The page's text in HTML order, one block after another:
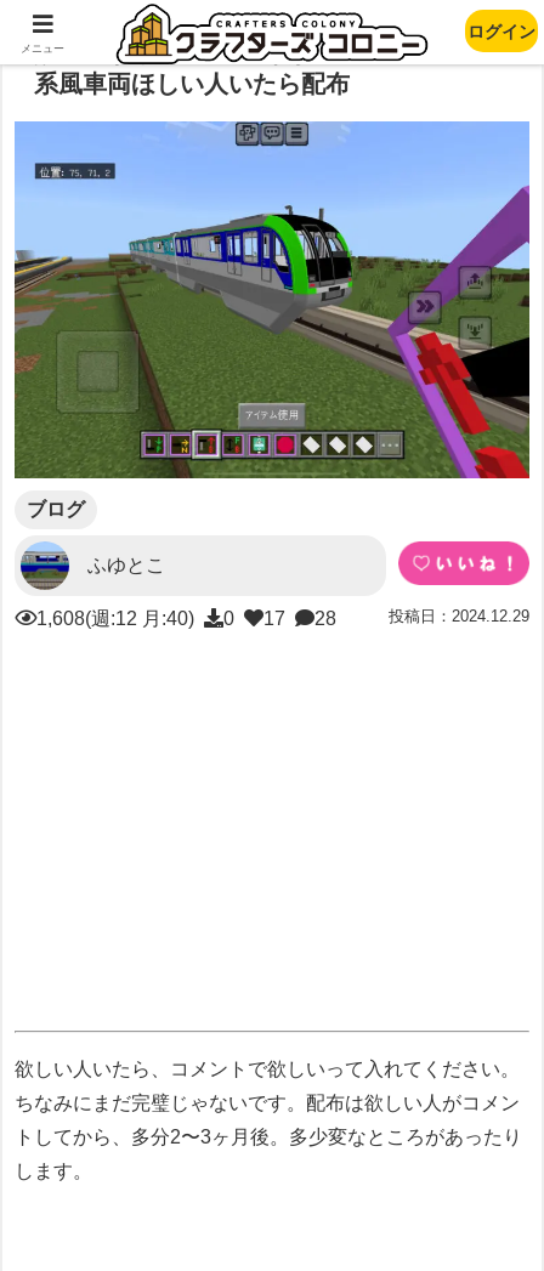
鉄道アドオン MTC 東京モノレール10000
系風車両ほしい人いたら配布
ブログ
ふゆとこ
1,608(週:12 月:40) 0 17 28 投稿日：2024.12.29
欲しい人いたら、コメントで欲しいって入れてください。
ちなみにまだ完璧じゃないです。配布は欲しい人がコメン
トしてから、多分2〜3ヶ月後。多少変なところがあったり
します。
メニュー
ログイン